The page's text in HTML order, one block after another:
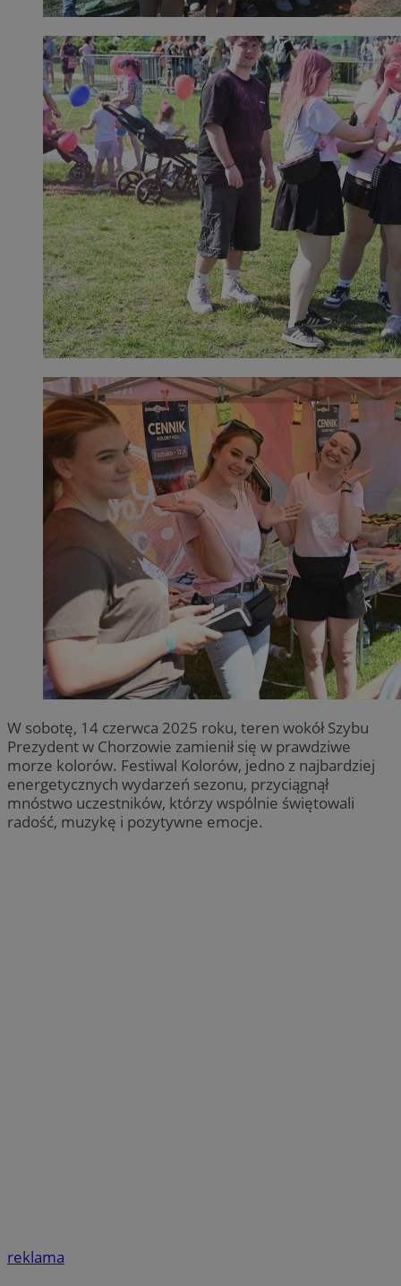
W sobotę, 14 czerwca 2025 roku, teren wokół Szybu
Prezydent w Chorzowie zamienił się w prawdziwe
morze kolorów. Festiwal Kolorów, jedno z najbardziej
energetycznych wydarzeń sezonu, przyciągnął
mnóstwo uczestników, którzy wspólnie świętowali
radość, muzykę i pozytywne emocje.
reklama